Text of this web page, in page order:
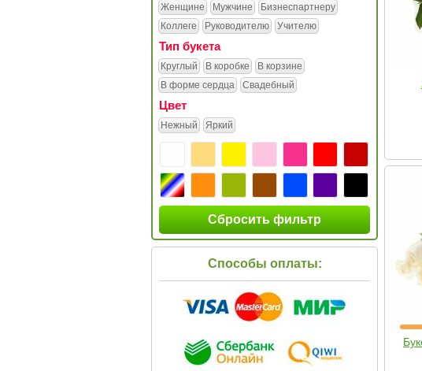
Женщине
Мужчине
Бизнеспартнеру
Коллеге
Руководителю Учителю
Тип букета
Круглый В коробке
В корзине
В форме сердца
Свадебный
Цвет
Нежный Яркий
Сбросить фильтр
Способы оплаты: